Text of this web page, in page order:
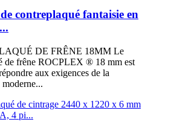
contreplaqué fantaisie en
DE FRÊNE 18MM Le
de frêne ROCPLEX ® 18 mm est
aux exigences de la